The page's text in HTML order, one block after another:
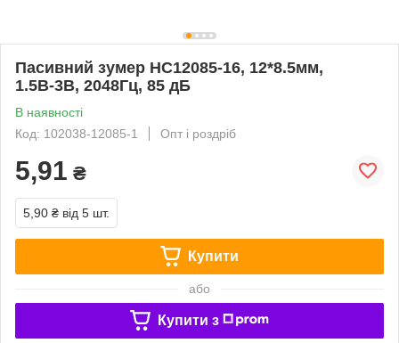
Пасивний зумер HC12085-16, 12*8.5мм,
1.5В-3В, 2048Гц, 85 дБ
В наявності
Код: 102038-12085-1
Опт і роздріб
5,91 ₴
5,90 ₴ від 5 шт.
Купити
або
Купити з